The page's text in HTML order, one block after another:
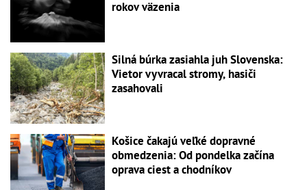
rokov väzenia
Silná búrka zasiahla juh Slovenska:
Vietor vyvracal stromy, hasiči
zasahovali
Košice čakajú veľké dopravné
obmedzenia: Od pondelka začína
oprava ciest a chodníkov